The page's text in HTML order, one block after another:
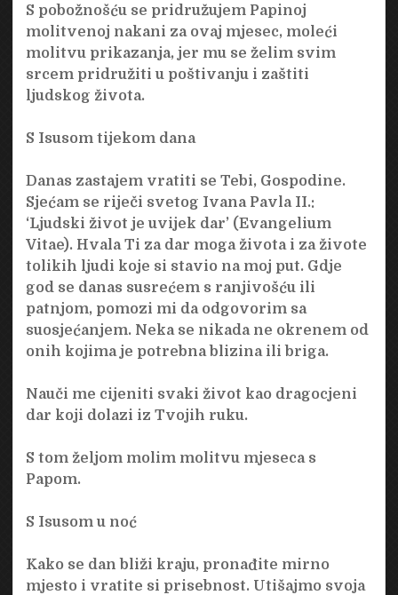
S pobožnošću se pridružujem Papinoj
molitvenoj nakani za ovaj mjesec, moleći
molitvu prikazanja, jer mu se želim svim
srcem pridružiti u poštivanju i zaštiti
ljudskog života.
S Isusom tijekom dana
Danas zastajem vratiti se Tebi, Gospodine.
Sjećam se riječi svetog Ivana Pavla II.:
‘Ljudski život je uvijek dar’ (Evangelium
Vitae). Hvala Ti za dar moga života i za živote
tolikih ljudi koje si stavio na moj put. Gdje
god se danas susrećem s ranjivošću ili
patnjom, pomozi mi da odgovorim sa
suosjećanjem. Neka se nikada ne okrenem od
onih kojima je potrebna blizina ili briga.
Nauči me cijeniti svaki život kao dragocjeni
dar koji dolazi iz Tvojih ruku.
S tom željom molim molitvu mjeseca s
Papom.
S Isusom u noć
Kako se dan bliži kraju, pronađite mirno
mjesto i vratite si prisebnost. Utišajmo svoja